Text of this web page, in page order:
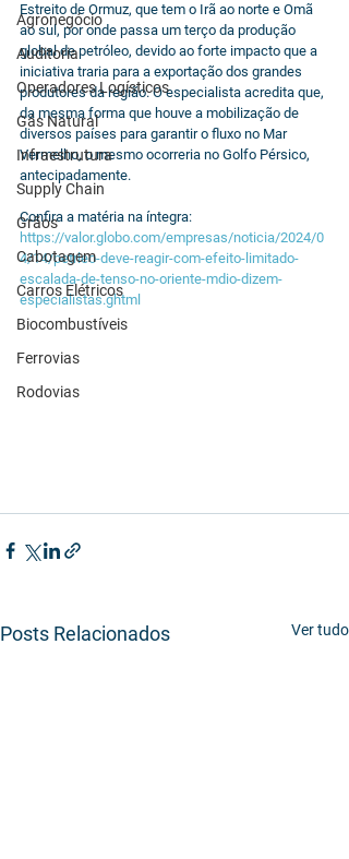
Agronegócio
Auditoria
Operadores Logísticos
Gás Natural
Infraestrutura
Supply Chain
Grãos
Cabotagem
Carros Elétricos
Biocombustíveis
Ferrovias
Rodovias
Estreito de Ormuz, que tem o Irã ao norte e Omã
ao sul, por onde passa um terço da produção
global de petróleo, devido ao forte impacto que a
iniciativa traria para a exportação dos grandes
produtores da região. O especialista acredita que,
da mesma forma que houve a mobilização de
diversos países para garantir o fluxo no Mar
Vermelho, o mesmo ocorreria no Golfo Pérsico,
antecipadamente.
Confira a matéria na íntegra:
https://valor.globo.com/empresas/noticia/2024/0
4/14/petrleo-deve-reagir-com-efeito-limitado-
escalada-de-tenso-no-oriente-mdio-dizem-
especialistas.ghtml
Posts Relacionados Ver tudo